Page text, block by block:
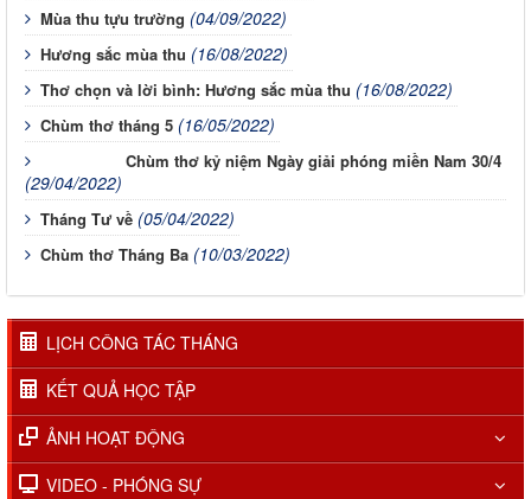
Mùa thu tựu trường (04/09/2022)
Hương sắc mùa thu (16/08/2022)
Thơ chọn và lời bình: Hương sắc mùa thu (16/08/2022)
Chùm thơ tháng 5 (16/05/2022)
Chùm thơ kỷ niệm Ngày giải phóng miền Nam 30/4
(29/04/2022)
Tháng Tư về (05/04/2022)
Chùm thơ Tháng Ba (10/03/2022)
LỊCH CÔNG TÁC THÁNG
KẾT QUẢ HỌC TẬP
ẢNH HOẠT ĐỘNG
VIDEO - PHÓNG SỰ